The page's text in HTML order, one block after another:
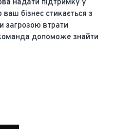
надати підтримку у
бізнес стикається з
загрозою втрати
допоможе знайти